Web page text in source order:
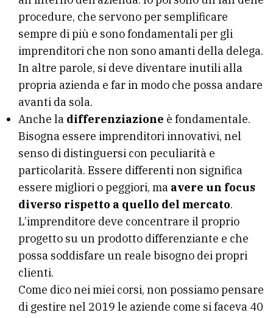
procedure, che servono per semplificare
sempre di più e sono fondamentali per gli
imprenditori che non sono amanti della delega.
In altre parole, si deve diventare inutili alla
propria azienda e far in modo che possa andare
avanti da sola.
Anche la differenziazione è fondamentale.
Bisogna essere imprenditori innovativi, nel
senso di distinguersi con peculiarità e
particolarità. Essere differenti non significa
essere migliori o peggiori, ma avere un focus
diverso rispetto a quello del mercato.
L’imprenditore deve concentrare il proprio
progetto su un prodotto differenziante e che
possa soddisfare un reale bisogno dei propri
clienti.
Come dico nei miei corsi, non possiamo pensare
di gestire nel 2019 le aziende come si faceva 40